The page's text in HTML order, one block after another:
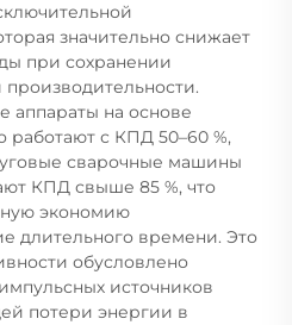
значительно снижает
при сохранении
аппараты на основе
с КПД 50–60 %,
сварочные машины
КПД свыше 85 %, что
экономию
длительного времени. Это
обусловлено
источников
потери энергии в